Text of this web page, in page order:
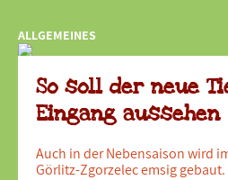
ALLGEMEINES
So soll der neue
Eingang aussehen
Auch in der Nebensaison wird
Görlitz-Zgorzelec emsig